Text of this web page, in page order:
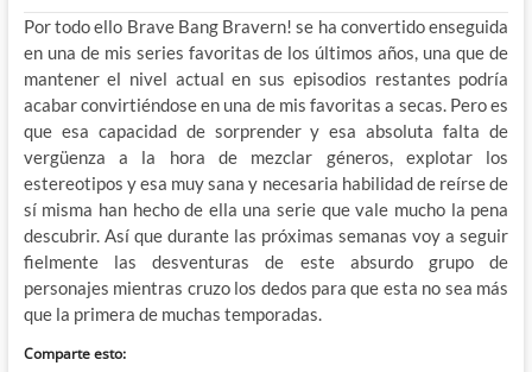
Por todo ello Brave Bang Bravern! se ha convertido enseguida
en una de mis series favoritas de los últimos años, una que de
mantener el nivel actual en sus episodios restantes podría
acabar convirtiéndose en una de mis favoritas a secas. Pero es
que esa capacidad de sorprender y esa absoluta falta de
vergüenza a la hora de mezclar géneros, explotar los
estereotipos y esa muy sana y necesaria habilidad de reírse de
sí misma han hecho de ella una serie que vale mucho la pena
descubrir. Así que durante las próximas semanas voy a seguir
fielmente las desventuras de este absurdo grupo de
personajes mientras cruzo los dedos para que esta no sea más
que la primera de muchas temporadas.
Comparte esto: